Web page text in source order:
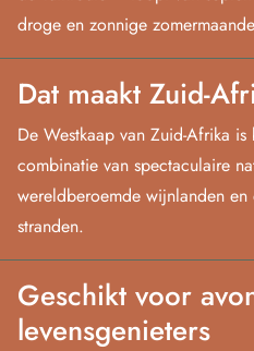
droge en zonnige
Dat maakt Zuid-
De Westkaap van Zuid-Afrika
combinatie van spectaculaire
wereldberoemde wijnlanden
stranden.
Geschikt voor
levensgenieters